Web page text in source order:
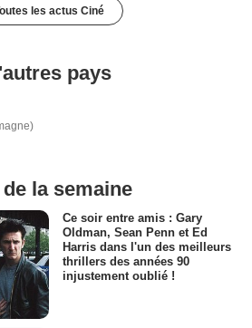
les actus Ciné
pays
la semaine
Ce soir entre amis : Gary
Oldman, Sean Penn et Ed
Harris dans l'un des meilleurs
thrillers des années 90
injustement oublié !